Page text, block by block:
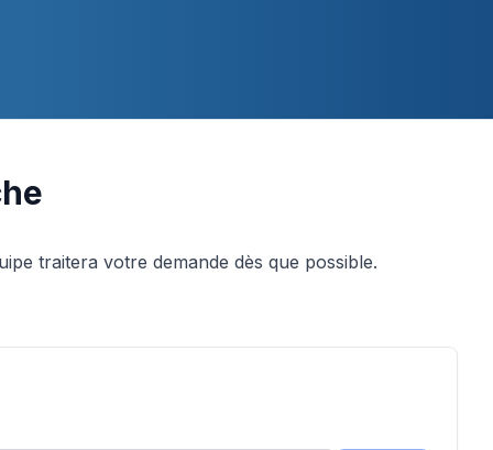
traitera votre demande dès que possible.